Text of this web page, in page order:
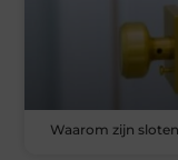
Waarom zijn